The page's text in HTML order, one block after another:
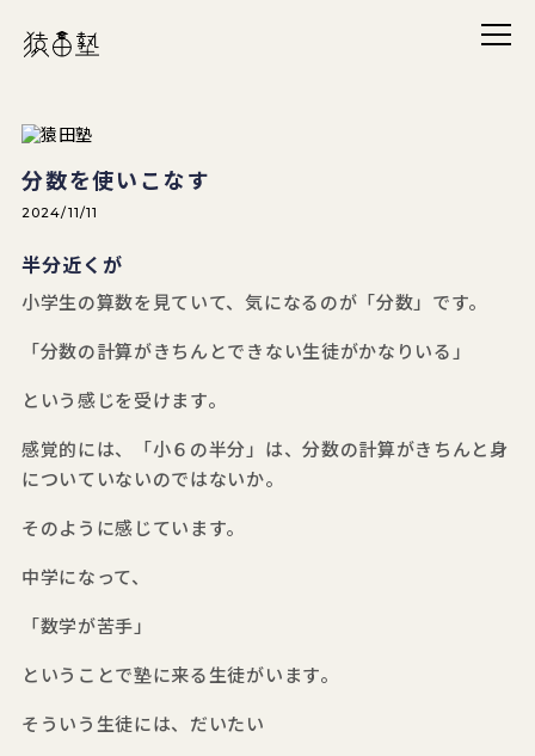
メニ
猿田塾
分数を使いこなす
2024/11/11
半分近くが
小学生の算数を見ていて、気になるのが「分数」です。
「分数の計算がきちんとできない生徒がかなりいる」
という感じを受けます。
感覚的には、「小６の半分」は、分数の計算がきちんと身
についていないのではないか。
そのように感じています。
中学になって、
「数学が苦手」
ということで塾に来る生徒がいます。
そういう生徒には、だいたい